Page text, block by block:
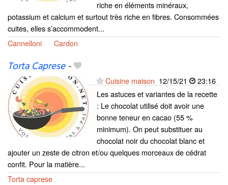
riche en éléments minéraux,
potassium et calcium et surtout très riche en fibres. Consommées
cuites, elles s’accommodent...
Cannelloni
Cardon
Torta Caprese-
Cuisine maison 12/15/21
23:16
Les astuces et variantes de la recette
: Le chocolat utilisé doit avoir une
bonne teneur en cacao (55 %
minimum). On peut substituer au
chocolat noir du chocolat blanc et
ajouter un zeste de citron et/ou quelques morceaux de cédrat
confit. Pour la matière...
Torta caprese